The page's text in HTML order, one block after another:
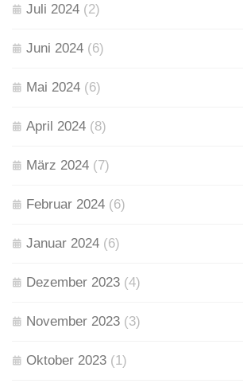
Juli 2024 (2)
Juni 2024 (6)
Mai 2024 (6)
April 2024 (8)
März 2024 (7)
Februar 2024 (6)
Januar 2024 (6)
Dezember 2023 (4)
November 2023 (3)
Oktober 2023 (1)